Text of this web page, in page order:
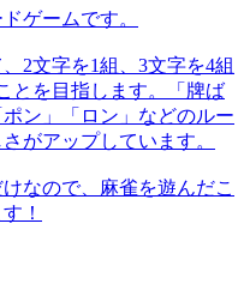
ゲームです。
2文字を1組、3文字を4組
とを目指します。「牌ば
ン」「ロン」などのルー
がアップしています。
なので、麻雀を遊んだこ
！